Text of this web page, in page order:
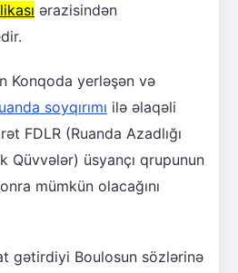
ərazisindən
Konqoda yerləşən və
soyqırımı ilə əlaqəli
FDLR (Ruanda Azadlığı
Qüvvələr) üsyançı qrupunun
mümkün olacağını
gətirdiyi Boulosun sözlərinə